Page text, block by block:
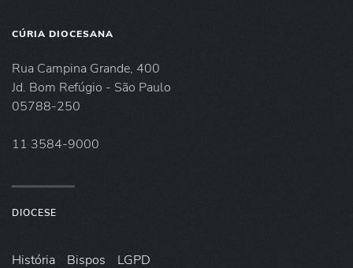
CÚRIA DIOCESANA
Rua Campina Grande, 400
Jd. Bom Refúgio - São Paulo
05788-250
11 3584-9000
DIOCESE
História Bispos LGPD